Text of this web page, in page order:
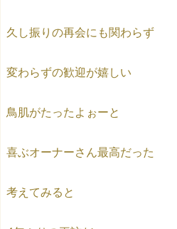
久し振りの再会にも関わらず
変わらずの歓迎が嬉しい
鳥肌がたったよぉーと
喜ぶオーナーさん最高だった
考えてみると